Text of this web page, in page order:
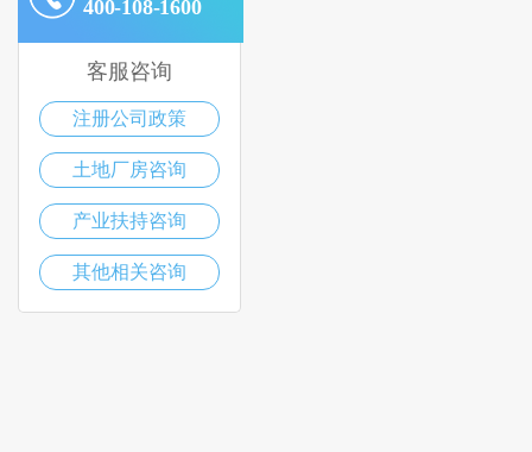
400-108-1600
客服咨询
注册公司政策
土地厂房咨询
产业扶持咨询
其他相关咨询